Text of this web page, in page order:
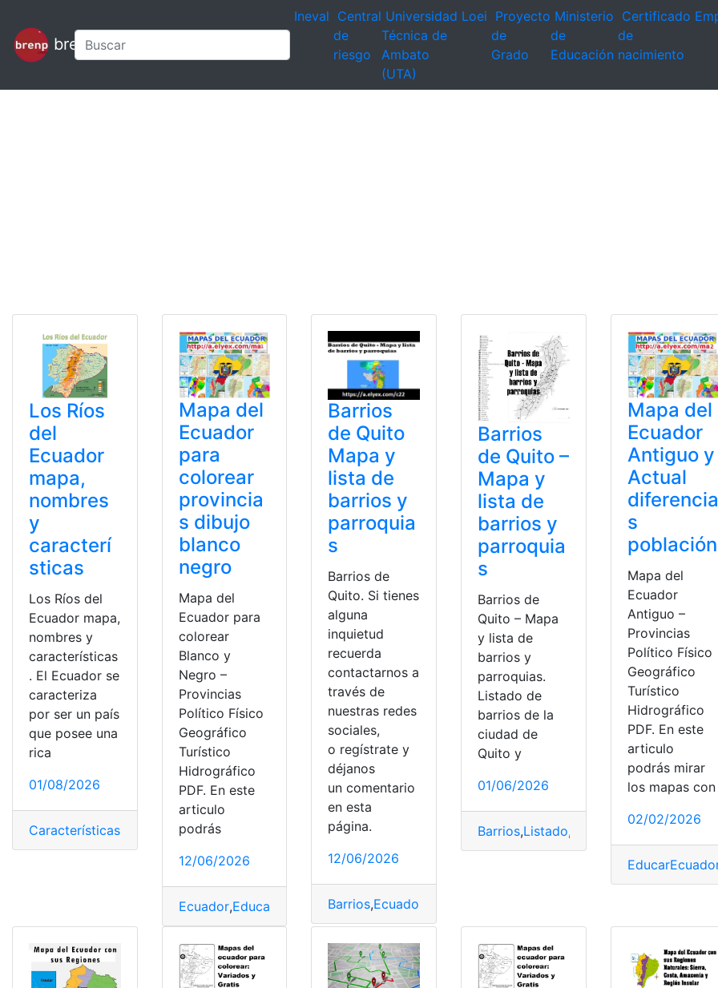
brenp
Ineval Central
de
riesgo
Universidad
Técnica de
Ambato
(UTA)
Loei Proyecto
de
Grado
Ministerio
de
Educación
Certificado
de
nacimiento
Los Ríos
del
Ecuador
mapa,
nombres
y
caracterí
sticas
Los Ríos del
Ecuador mapa,
nombres y
características
. El Ecuador se
caracteriza
por ser un país
que posee una
rica
01/08/2026
Características Mapas,Nombre
Mapa del
Ecuador
para
colorear
provincia
s dibujo
blanco
negro
Mapa del
Ecuador para
colorear
Blanco y
Negro –
Provincias
Político Físico
Geográfico
Turístico
Hidrográfico
PDF. En este
articulo
podrás
12/06/2026
Ecuador,EducarEcuador Mapa del Ecuador
Barrios
de Quito
Mapa y
lista de
barrios y
parroquia
s
Barrios de
Quito. Si tienes
alguna
inquietud
recuerda
contactarnos a
través de
nuestras redes
sociales,
o regístrate y
déjanos
un comentario
en esta
página.
12/06/2026
Barrios,Ecuador
Barrios
de Quito –
Mapa y
lista de
barrios y
parroquia
s
Barrios de
Quito – Mapa
y lista de
barrios y
parroquias.
Listado de
barrios de la
ciudad de
Quito y
01/06/2026
Barrios,Listado, Parroquias
Mapa del
Ecuador
Antiguo y
Actual
diferencia
s
población
Mapa del
Ecuador
Antiguo –
Provincias
Político Físico
Geográfico
Turístico
Hidrográfico
PDF. En este
articulo
podrás mirar
los mapas con
02/02/2026
EducarEcuador